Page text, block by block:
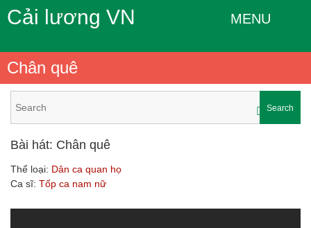
Cải lương VN MENU
Chân quê
Search
Bài hát: Chân quê
Thể loại: Dân ca quan họ
Ca sĩ: Tốp ca nam nữ